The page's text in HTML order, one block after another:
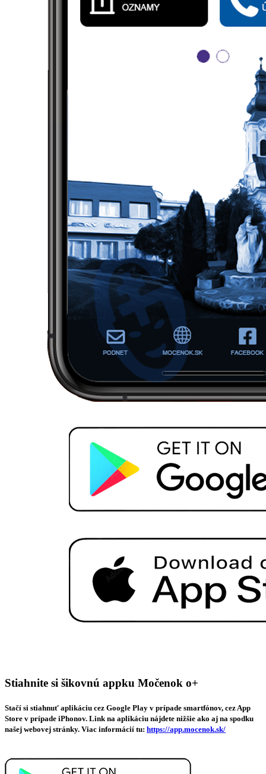
Stiahnite si šikovnú appku Močenok o+
Stačí si stiahnuť aplikáciu cez Google Play v prípade smartfónov, cez App
Store v prípade iPhonov. Link na aplikáciu nájdete nižšie ako aj na spodku
našej webovej stránky. Viac informácií tu: https://app.mocenok.sk/